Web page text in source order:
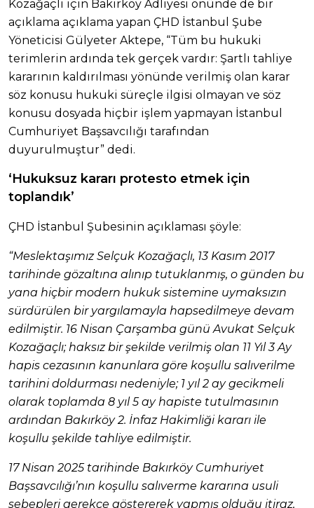
Kozağaçlı için Bakırköy Adliyesi önünde de bir
açıklama açıklama yapan ÇHD İstanbul Şube
Yöneticisi Gülyeter Aktepe, “Tüm bu hukuki
terimlerin ardında tek gerçek vardır: Şartlı tahliye
kararının kaldırılması yönünde verilmiş olan karar
söz konusu hukuki süreçle ilgisi olmayan ve söz
konusu dosyada hiçbir işlem yapmayan İstanbul
Cumhuriyet Başsavcılığı tarafından
duyurulmuştur” dedi.
‘Hukuksuz kararı protesto etmek için
toplandık’
ÇHD İstanbul Şubesinin açıklaması şöyle:
“Meslektaşımız Selçuk Kozağaçlı, 13 Kasım 2017
tarihinde gözaltına alınıp tutuklanmış, o günden bu
yana hiçbir modern hukuk sistemine uymaksızın
sürdürülen bir yargılamayla hapsedilmeye devam
edilmiştir. 16 Nisan Çarşamba günü Avukat Selçuk
Kozağaçlı; haksız bir şekilde verilmiş olan 11 Yıl 3 Ay
hapis cezasının kanunlara göre koşullu salıverilme
tarihini doldurması nedeniyle; 1 yıl 2 ay gecikmeli
olarak toplamda 8 yıl 5 ay hapiste tutulmasının
ardından Bakırköy 2. İnfaz Hakimliği kararı ile
koşullu şekilde tahliye edilmiştir.
17 Nisan 2025 tarihinde Bakırköy Cumhuriyet
Başsavcılığı’nın koşullu salıverme kararına usuli
sebepleri gerekçe göstererek yapmış olduğu itiraz,